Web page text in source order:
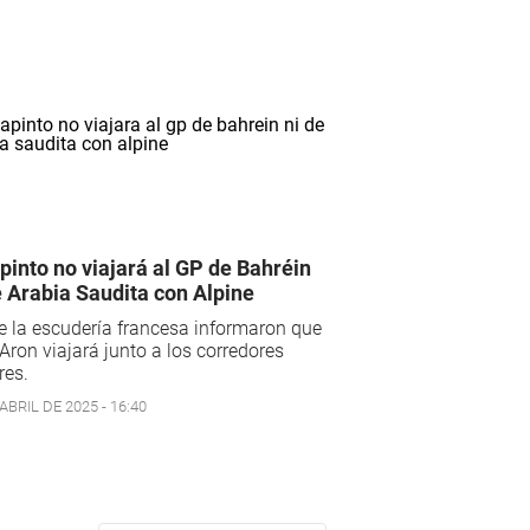
no viajará al GP de Bahréin
Arabia Saudita con Alpine
la escudería francesa informaron que
viajará junto a los corredores
DE 2025 - 16:40